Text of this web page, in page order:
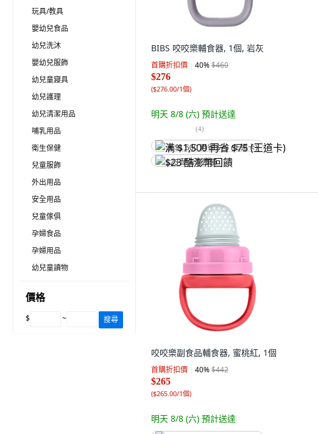
玩具/教具
嬰幼兒食品
幼兒洗沐
嬰幼兒服飾
幼兒童寢具
幼兒護理
幼兒清潔用品
哺乳用品
衛生保健
兒童服飾
外出用品
安全用品
兒童傢俱
孕婦食品
孕婦用品
幼兒童讀物
價格
$ ~ 搜尋
BIBS 咬咬樂輔食器, 1個, 岩灰
首購折扣價 40%$460
$276
($276.00/1個)
明天 8/8 (六) 預計送達
(4)
满 $1,500 再省 $75 (王道卡)
$23 酷澎幣回饋
咬咬樂副食品輔食器, 蜜桃紅, 1個
首購折扣價 40%$442
$265
($265.00/1個)
明天 8/8 (六) 預計送達